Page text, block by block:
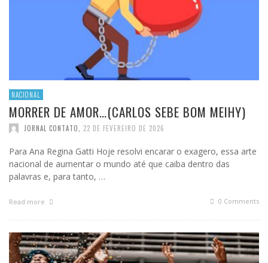
NACIONAL
MORRER DE AMOR…(CARLOS SEBE BOM MEIHY)
JORNAL CONTATO, 22 DE FEVEREIRO DE 2026
Para Ana Regina Gatti Hoje resolvi encarar o exagero, essa arte
nacional de aumentar o mundo até que caiba dentro das
palavras e, para tanto, …
Read more 0 Comments